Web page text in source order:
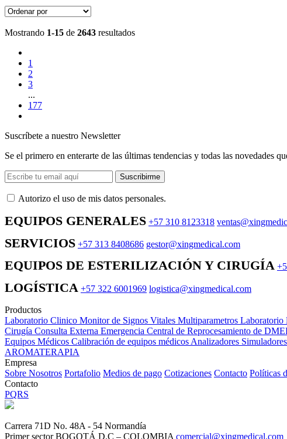
Mostrando 1-15 de 2643 resultados
1
2
3
...
177
Suscríbete a nuestro Newsletter
Se el primero en enterarte de las últimas tendencias y todas las novedades
Suscribirme
Autorizo ​​el uso de mis datos personales.
EQUIPOS GENERALES +57 310 8123318
SERVICIOS +57 313 8408686 gestor@xingmedical.com
EQUIPOS DE ESTERILIZACIÓN Y CIRUGÍA
LOGÍSTICA +57 322 6001969 logistica@xingmedical.com
Productos
Laboratorio Clinico Monitor de Signos Vitales Multiparametros Laboratorio
Cirugía Consulta Externa Emergencia Central de Reprocesamiento de
Equipos Médicos Calibración de equipos médicos Analizadores
AROMATERAPIA
Empresa
Sobre Nosotros Portafolio Medios de pago Cotizaciones Contacto Políticas
Contacto
PQRS
Carrera 71D No. 48A - 54 Normandía
Primer sector BOGOTÁ D.C – COLOMBIA comercial@xingmedical.com